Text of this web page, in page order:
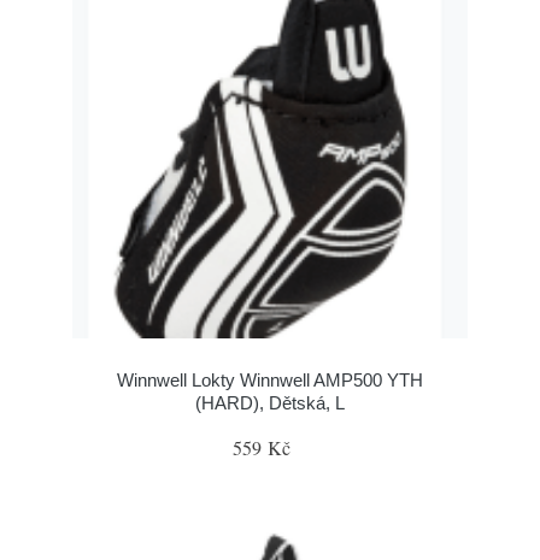
Winnwell Lokty Winnwell AMP500 YTH
(HARD), Dětská, L
559 Kč